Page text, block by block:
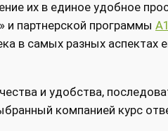
их в единое удобное
» и партнерской программы
в самых разных аспектах
и удобства,
компанией курс